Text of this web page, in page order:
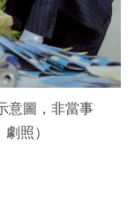
意圖，非當事
照）